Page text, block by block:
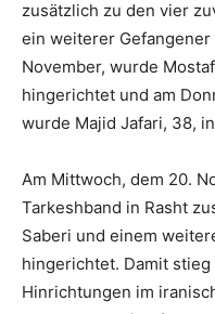
zusätzlich zu den vier
ein weiterer Gefangener
November, wurde
hingerichtet und am
wurde Majid Jafari, 38,
Am Mittwoch, dem 20.
Tarkeshband in Rasht
Saberi und einem
hingerichtet. Damit
Hinrichtungen im